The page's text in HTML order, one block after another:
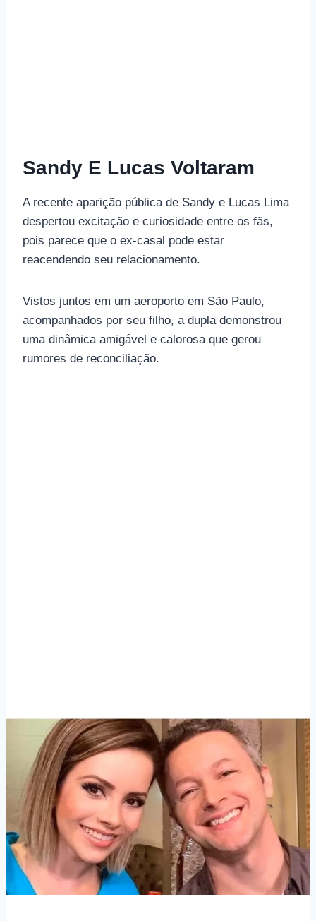
Sandy E Lucas Voltaram
A recente aparição pública de Sandy e Lucas Lima
despertou excitação e curiosidade entre os fãs,
pois parece que o ex-casal pode estar
reacendendo seu relacionamento.
Vistos juntos em um aeroporto em São Paulo,
acompanhados por seu filho, a dupla demonstrou
uma dinâmica amigável e calorosa que gerou
rumores de reconciliação.